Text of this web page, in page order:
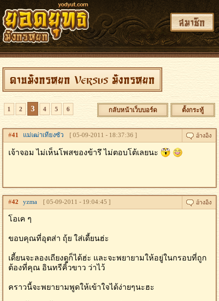
สมาชิก
ดาบมังกรหยก Versus มังกรหยก
1 2 3 4 5 6 กลับหน้าเว็บบอร์ด ตั้งกระทู้
#41 แม่เฒ่าเทียงซัว [ 05-09-2011 - 18:37:36 ]
เจ้าจอม ไม่เห็นโพสของข้ารึ ไม่ตอบโต้เลยนะ
#42 yzma [ 05-09-2011 - 19:04:45 ]
โอเค ๆ
ขอบคุณที่อุตส่า ถุ้ย ใส่เดี้ยนฮ่ะ
เดี้ยนจะลองเถียงดูก็ได้ฮ่ะ และจะพยายามให้อยู่ในกรอบที่ถูก
ต้องที่คุณ อินทรีคิ้วขาว ว่าไว้
คราวนี้จะพยายามพูดให้เข้าใจได้ง่ายๆนะฮะ